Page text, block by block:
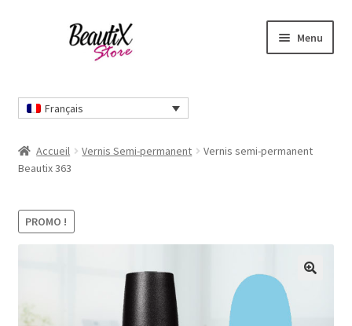
Menu
Livraisons et retours
Mon compte
Français
Accueil Vernis Semi-permanent
Vernis semi-permanent
Beautix 363
PROMO !